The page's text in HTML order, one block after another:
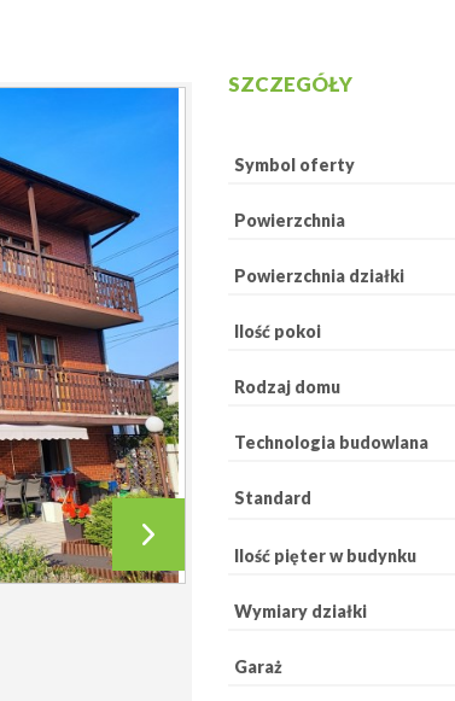
SZCZEGÓŁY
Symbol oferty
Powierzchnia
Powierzchnia działki
Ilość pokoi
Rodzaj domu
Technologia budowlana
Standard
Ilość pięter w budynku
Wymiary działki
Garaż